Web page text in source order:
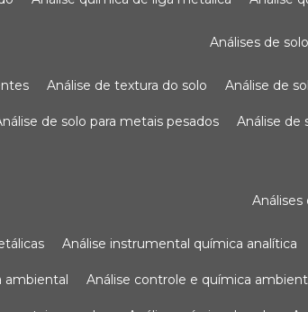
análises de
análise de textura do solo análise de
análise de solo para metais pesados análise
análise instrumental química analítica
ambiental análise controle e química